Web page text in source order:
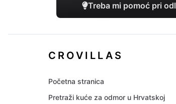
Treba mi pomoć pri
CROVILLAS
Početna stranica
Pretraži kuće za odmor u Hrvatskoj